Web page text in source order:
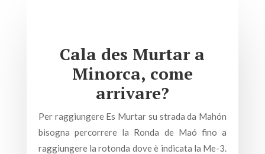
Cala des Murtar a
Minorca, come
arrivare?
Per raggiungere Es Murtar su strada da Mahón
bisogna percorrere la Ronda de Maó fino a
raggiungere la rotonda dove è indicata la Me-3.